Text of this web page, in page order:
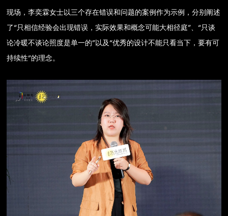
现场，李奕霖女士以三个存在错误和问题的案例作为示例，分别阐述
了“只相信经验会出现错误，实际效果和概念可能大相径庭”、“只谈
论冷暖不谈论照度是单一的”以及“优秀的设计不能只看当下，要有可
持续性”的理念。